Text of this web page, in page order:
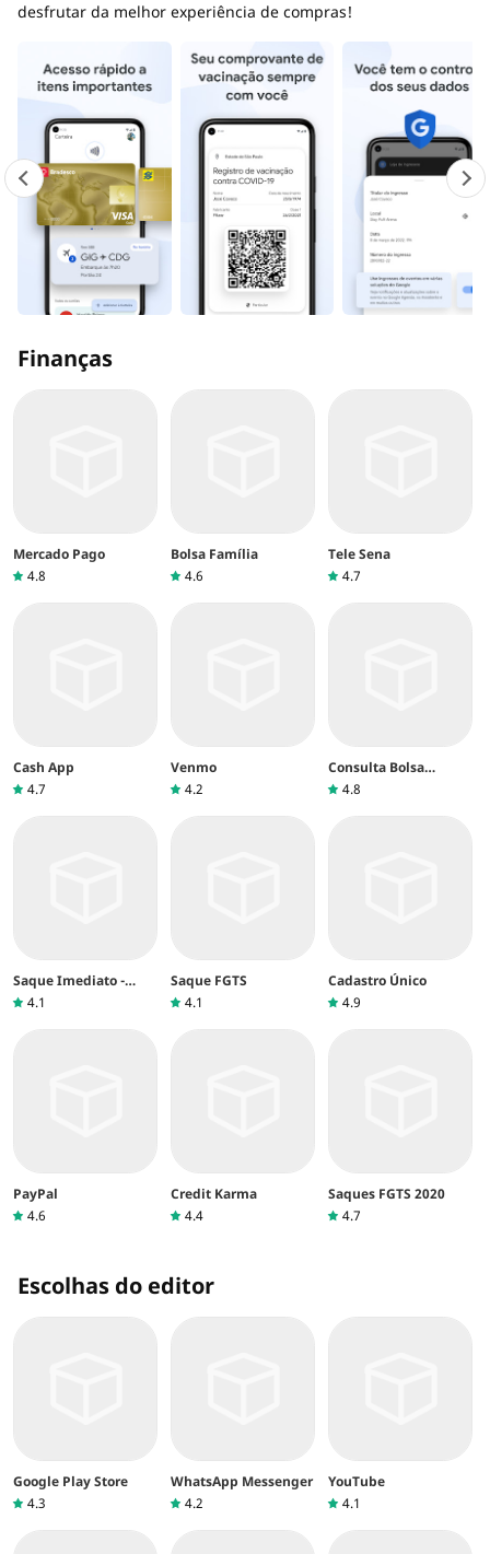
desfrutar da melhor experiência de compras!
Finanças
Mercado Pago
4.8
Bolsa Família
4.6
Tele Sena
4.7
Cash App
4.7
Venmo
4.2
Consulta Bolsa
Família
4.8
Saque Imediato -
FGTS
4.1
Saque FGTS
4.1
Cadastro Único
4.9
PayPal
4.6
Credit Karma
4.4
Saques FGTS 2020
4.7
Escolhas do editor
Google Play Store
4.3
WhatsApp Messenger
4.2
YouTube
4.1